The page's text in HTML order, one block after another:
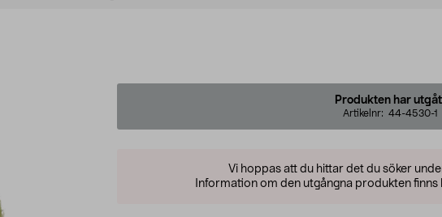
Produkten har
Artikelnr: 44-4530-1
Vi hoppas att du hittar det du söker
Information om den utgångna produkten finns